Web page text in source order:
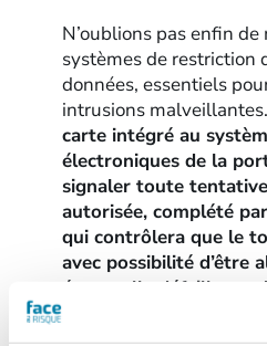
N’oublions pas enfin
systèmes de restriction
données, essentiels
intrusions malveillantes.
carte intégré au
électroniques de la
signaler toute
autorisée, complété
qui contrôlera que le
avec possibilité d’être
éventuelle défaillance
électrique, afin de
d’une panne de